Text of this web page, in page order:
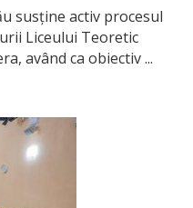
susține activ procesul
Liceului Teoretic
având ca obiectiv ...